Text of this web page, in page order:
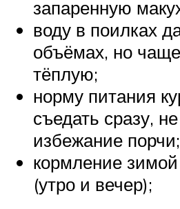
запаренную
воду в поилках
объёмах, но
тёплую;
норму питания
съедать сразу,
избежание порчи;
кормление
(утро и вечер);